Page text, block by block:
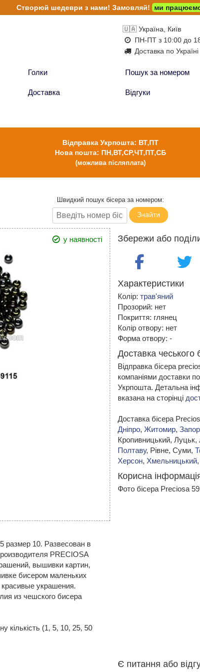
🇺🇦 Україна, Київ
ПН-ПТ з 10:00 до
Доставка по Україні
Голки Пошук за номером
Доставка Відгуки
Відправка Укрпошта: ВТ,ПТ
Нова пошта: ПН,ВТ,СР,ЧТ,ПТ,СБ
(можлива післяплата)
Швидкий пошук бісера за номером:
Знайти
у наявності
размер 10. Развесован в
PRECIOSA
вышивки картин,
бисером маленьких
украшения.
из чешского бисера
кількість (1, 5, 10, 25, 50
Збережи або
Характеристики
Колір: трав'яний
Прозорий: нет
Покриття: глянец
Колір отвору: нет
Форма отвору: -
Доставка чеського
Відправка бісера
компаніями доставки
Укрпошта. Детальна
вказана на сторінці
Доставка бісера
Дніпро, Житомир,
Кропивницький, Луцьк,
Полтаву, Рівне, Суми,
Херсон, Хмельницький,
Корисна
Фото бісера Preciosa
Є питання або
Створюй шедеври з нами! Замовляй! ми